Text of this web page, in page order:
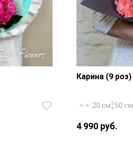
Карина (9 роз)
20 см 50 см
4 990 руб.